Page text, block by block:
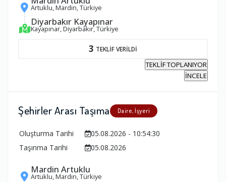
Artuklu, Mardin, Türkiye
Diyarbakır Kayapınar
Kayapınar, Diyarbakır, Türkiye
3 TEKLİF VERİLDİ
TEKLİF TOPLANIYOR
İNCELE
Şehirler Arası Taşıma Daire, İşyeri
Oluşturma Tarihi
05.08.2026 - 10:54:30
Taşınma Tarihi
05.08.2026
Mardin Artuklu
Artuklu, Mardin, Türkiye